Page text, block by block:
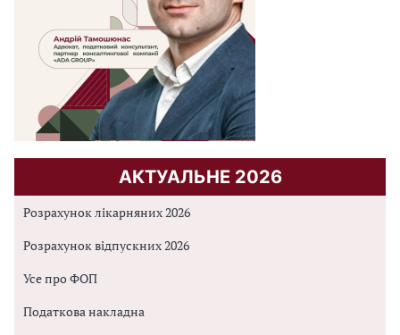
АКТУАЛЬНЕ 2026
Розрахунок лікарняних 2026
Розрахунок відпускних 2026
Усе про ФОП
Податкова накладна